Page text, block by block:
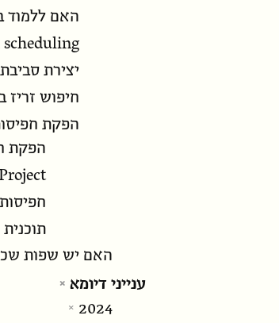
האם ללמוד
יצירת
חיפוש זריז
הפקת
הפקת
האם יש שפות
ענייני דיומא
2024